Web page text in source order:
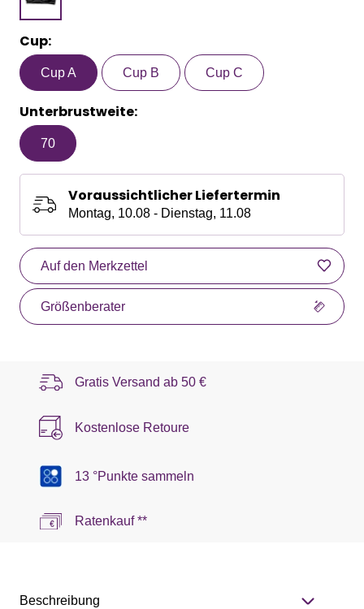
Cup:
Cup A Cup B Cup C
Unterbrustweite:
70
Voraussichtlicher Liefertermin
Montag, 10.08 - Dienstag, 11.08
Auf den Merkzettel
Größenberater
Gratis Versand ab 50 €
Kostenlose Retoure
13 °Punkte sammeln
Ratenkauf **
Beschreibung